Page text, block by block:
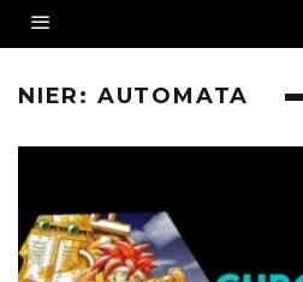
NIER: AUTOMATA